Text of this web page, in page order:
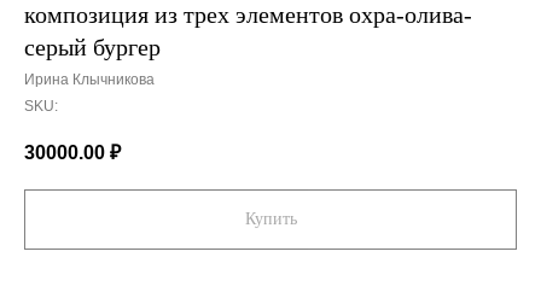
композиция из трех элементов охра-олива-
серый бургер
Ирина Клычникова
SKU:
30000.00 ₽
Купить